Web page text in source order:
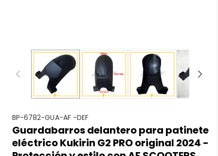
S
K
U
:
BP-6782-GUA-AF -DEF
Guardabarros delantero para patinete
eléctrico Kukirin G2 PRO original 2024 -